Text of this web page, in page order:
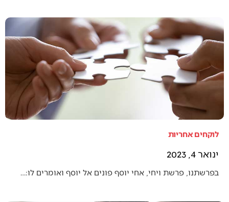
לוקחים אחריות
ינואר 4, 2023
בפרשתנו, פרשת ויחי, אחי יוסף פונים אל יוסף ואומרים לו:…